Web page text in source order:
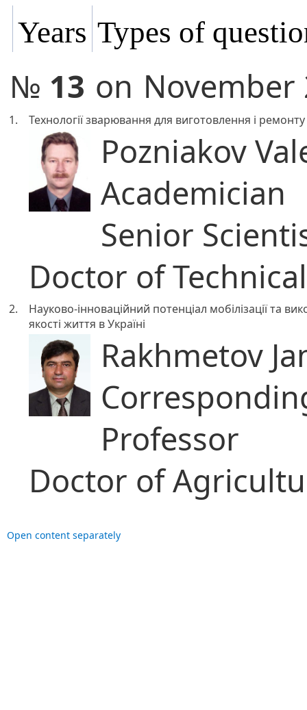
Years Types of
№ 13 on November
1. Технології зварювання для виготовлення і
Pozniakov
Academician
Senior
Doctor of
2.
Науково-інноваційний потенціал мобілізації та
якості життя в Україні
Rakhmetov
Professor
Doctor of
Open content separately